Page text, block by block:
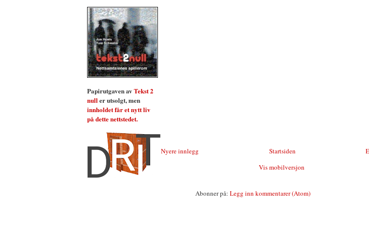
Papirutgaven av Tekst 2
nuller utsolgt, men
innholdet får et nytt liv
på dette nettstedet.
Nyere innlegg
Startsiden
Vis mobilversjon
Abonner på: Legg inn kommentarer (Atom)